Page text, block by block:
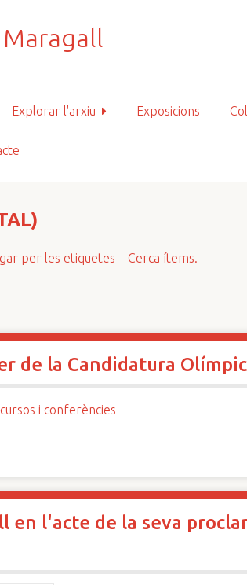
Explorar l'arxiu Exposicions
per les etiquetes Cerca ítems.
de la Candidatura
i conferències
en l'acte de la seva